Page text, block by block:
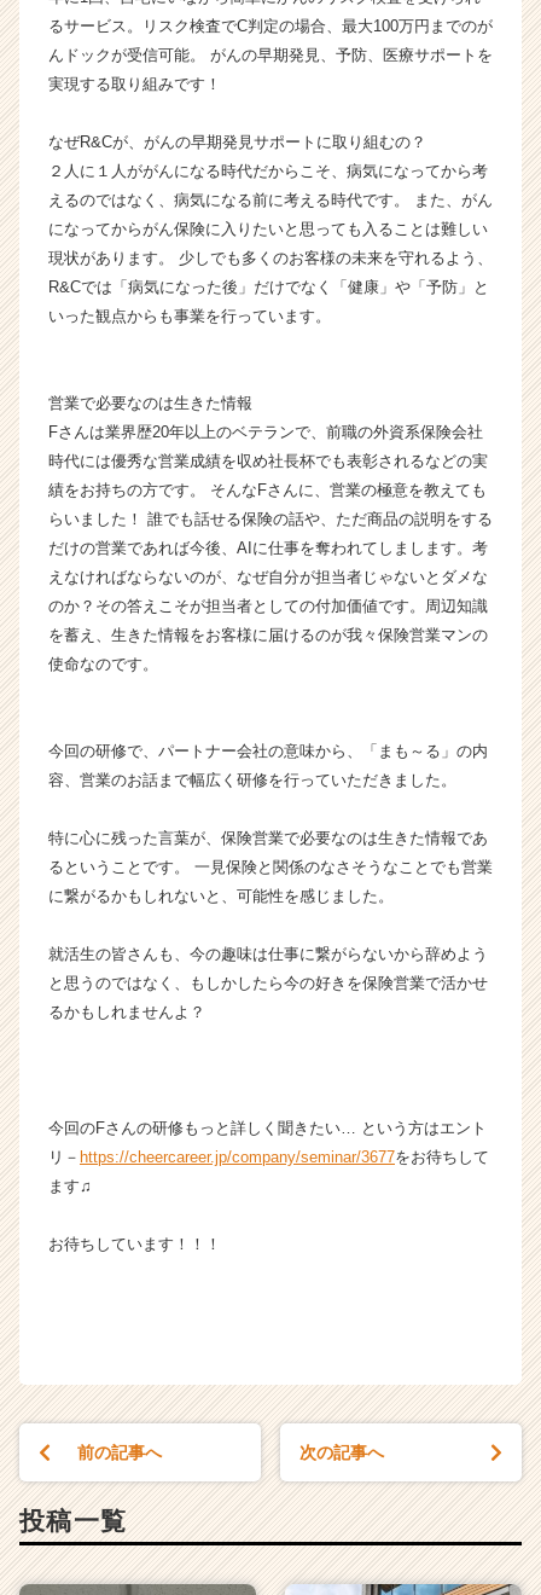
ア
キ
ャ
リ
（C
h
e
r
C
a
r
るサービス。リスク検査でC判定の場合、最大100万円までのが
んドックが受信可能。 がんの早期発見、予防、医療サポートを
実現する取り組みです！
なぜR&Cが、がんの早期発見サポートに取り組むの？
２人に１人ががんになる時代だからこそ、病気になってから考
えるのではなく、病気になる前に考える時代です。 また、がん
になってからがん保険に入りたいと思っても入ることは難しい
現状があります。 少しでも多くのお客様の未来を守れるよう、
R&Cでは「病気になった後」だけでなく「健康」や「予防」と
いった観点からも事業を行っています。
営業で必要なのは生きた情報
Fさんは業界歴20年以上のベテランで、前職の外資系保険会社
時代には優秀な営業成績を収め社長杯でも表彰されるなどの実
績をお持ちの方です。 そんなFさんに、営業の極意を教えても
らいました！ 誰でも話せる保険の話や、ただ商品の説明をする
だけの営業であれば今後、AIに仕事を奪われてしまします。考
えなければならないのが、なぜ自分が担当者じゃないとダメな
のか？その答えこそが担当者としての付加価値です。周辺知識
を蓄え、生きた情報をお客様に届けるのが我々保険営業マンの
使命なのです。
今回の研修で、パートナー会社の意味から、「まも～る」の内
容、営業のお話まで幅広く研修を行っていただきました。
特に心に残った言葉が、保険営業で必要なのは生きた情報であ
るということです。 一見保険と関係のなさそうなことでも営業
に繋がるかもしれないと、可能性を感じました。
就活生の皆さんも、今の趣味は仕事に繋がらないから辞めよう
と思うのではなく、もしかしたら今の好きを保険営業で活かせ
るかもしれませんよ？
今回のFさんの研修もっと詳しく聞きたい… という方はエント
リ－ https://cheercareer.jp/company/seminar/3677をお待ちして
ます♫
お待ちしています！！！
前の記事へ 次の記事へ
投稿一覧